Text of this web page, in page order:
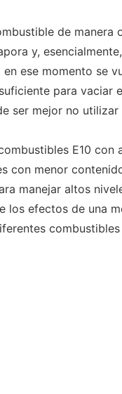
de manera
y,
en ese momento se
para vaciar
ser mejor no
E10 con
con menor
manejar altos
los efectos de una